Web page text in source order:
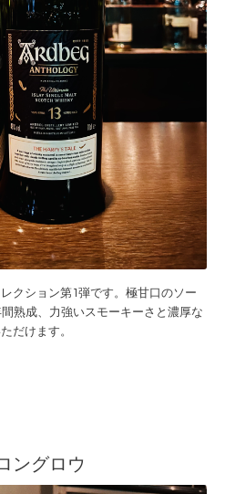
クション第1弾です。極甘口のソー
熟成、力強いスモーキーさと濃厚な
だけます。
ングロウ